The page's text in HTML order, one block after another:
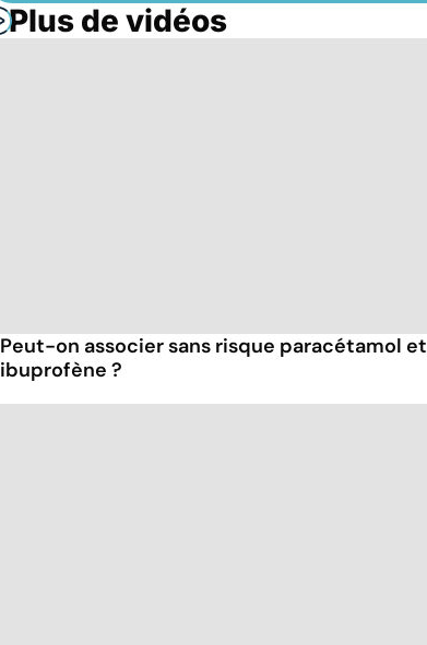
Plus de vidéos
Peut-on associer sans risque paracétamol et
ibuprofène ?